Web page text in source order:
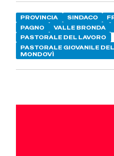
PROVINCIA SINDACO
PAGNO
VALLE BRONDA
PASTORALE DEL LAVORO
PASTORALE GIOVANILE
MONDOVÌ